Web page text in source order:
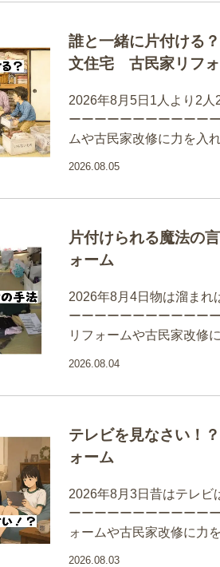
誰と一緒に片付け
文住宅 古民家リフ
2026年8月5日1人より2
ーーーーーーーーーーー
ムや古民家改修に力を入
2026.08.05
片付けられる魔法
ォーム
2026年8月4日物は溜まれ
ーーーーーーーーーーー
リフォームや古民家改修
2026.08.04
テレビを見なさい
ォーム
2026年8月3日昔はテレビ
ーーーーーーーーーーー
ォームや古民家改修に力
2026.08.03